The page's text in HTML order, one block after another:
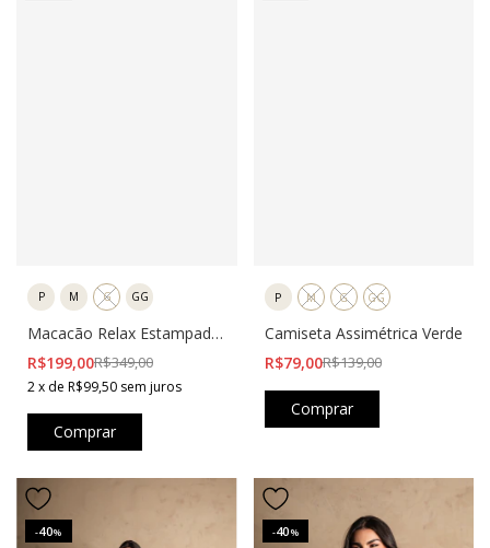
P M G GG
Macacão Relax Estampado
Preto
R$199,00R$349,00
2x de R$99,50 sem juros
Comprar
P M G GG
Camiseta Assimétrica Verde
R$79,00R$139,00
Comprar
-40% -40%